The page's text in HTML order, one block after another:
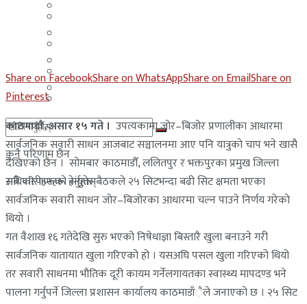
साउदी अरब
कुनै परिणाम छैन
सबै परिणामहरू हेर्नुहोस्
युएई
साउदी अरब
Share on FacebookShare on WhatsAppShare on EmailShare on
Pinterest
काठमाडाैं, असार १५ गते । उपत्यकामा जोर–बिजोर प्रणालीका आधारमा
सार्वजनिक सवारी साधन आजबाट सञ्चालनमा आए पनि यात्रुकाे चाप भने खासै
देखिएकाे छैन । सोमबार काठमाडौँ, ललितपुर र भक्तपुरका प्रमुख जिल्ला
अधिकारीहरूको संयुक्त बैठकले २५ सिटभन्दा बढी सिट क्षमता भएका
सार्वजनिक सवारी साधन जोर–बिजोरका आधारमा चल्न पाउने निर्णय गरेको
थियाे ।
गत वैशाख १६ गतेदेखि सुरु भएको निषेधाज्ञा बिस्तारै खुला बनाउने गरी
सार्वजनिक यातायात खुला गरिएको हो । यसअघि पसल खुला गरिएको थियो
तर सवारी साधनमा भौतिक दूरी कायम गर्नेलगायतका स्वास्थ्य मापदण्ड भने
पालना गर्नुपर्ने जिल्ला प्रशासन कार्यालय काठमाडाँैले जनाएको छ । २५ सिट